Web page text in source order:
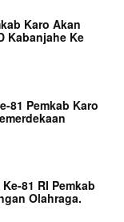
Karo Akan
Kabanjahe Ke
81 Pemkab Karo
81 RI Pemkab
Olahraga.